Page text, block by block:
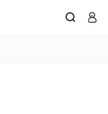
 